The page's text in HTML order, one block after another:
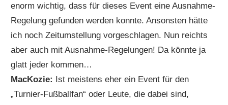
enorm wichtig, dass für dieses Event eine Ausnahme-
Regelung gefunden werden konnte. Ansonsten hätte
ich noch Zeitumstellung vorgeschlagen. Nun reichts
aber auch mit Ausnahme-Regelungen! Da könnte ja
glatt jeder kommen…
MacKozie: Ist meistens eher ein Event für den
„Turnier-Fußballfan“ oder Leute, die dabei sind,